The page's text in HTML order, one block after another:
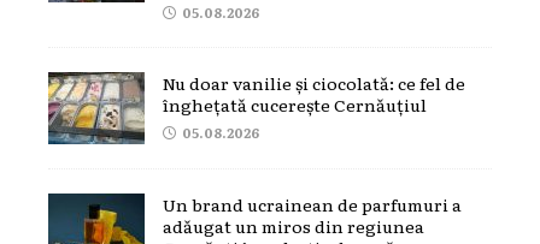
05.08.2026
Nu doar vanilie și ciocolată: ce fel de
înghețată cucerește Cernăuțiul
05.08.2026
Un brand ucrainean de parfumuri a
adăugat un miros din regiunea